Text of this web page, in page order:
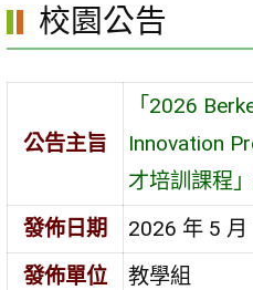
區
校園公告
公告主旨
「2026
Innovation
才培訓課程
發佈日期
2026 年 5 月
發佈單位
教學組